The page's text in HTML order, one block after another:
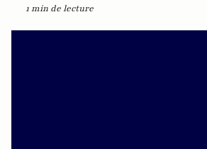
1 min de lecture